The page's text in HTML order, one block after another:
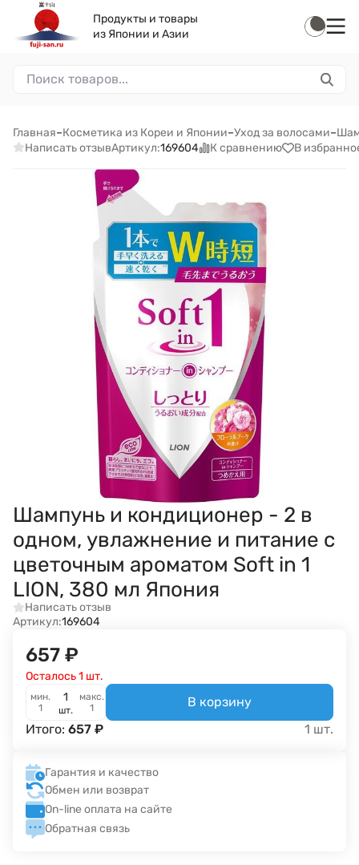
Продукты и товары
из Японии и Азии
Главная–Косметика из Кореи и Японии–Уход за волосами–
Написать отзывАртикул:169604 К сравнению В
Шампунь и кондиционер - 2 в
одном, увлажнение и питание с
цветочным ароматом Soft in 1
LION, 380 мл Япония
Написать отзыв
Артикул:169604
657 ₽
Осталось 1 шт.
мин.
1
шт.
макс.
1
В корзину
Итого: 657 ₽ 1 шт.
Гарантия и качество
Обмен или возврат
On-line оплата на сайте
Обратная связь